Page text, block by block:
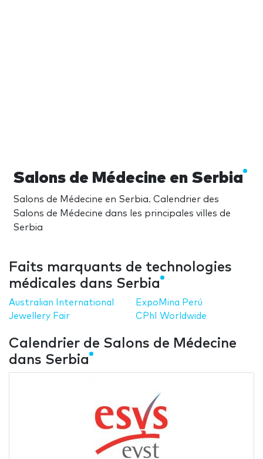
Salons de Médecine en Serbia
Salons de Médecine en Serbia. Calendrier des
Salons de Médecine dans les principales villes de
Serbia
Faits marquants de technologies
médicales dans Serbia
Australian International
Jewellery Fair
ExpoMina Perú
CPhI Worldwide
Calendrier de Salons de Médecine
dans Serbia